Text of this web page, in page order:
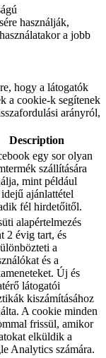
használják,
a jobb
hogy a látogatók
a cookie-k segítenek
arányról,
Description
egy sor olyan
szállítására
mint például
ajánlattétel
fél hirdetőitől.
alapértelmezés
2 évig tart, és
a
és a
Új és
látogatói
kiszámításához
A cookie minden
frissül, amikor
elküldik a
Analytics számára.